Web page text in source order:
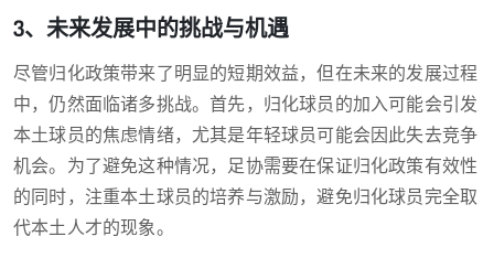
3、未来发展中的挑战与机遇
尽管归化政策带来了明显的短期效益，但在未来的发展过程
中，仍然面临诸多挑战。首先，归化球员的加入可能会引发
本土球员的焦虑情绪，尤其是年轻球员可能会因此失去竞争
机会。为了避免这种情况，足协需要在保证归化政策有效性
的同时，注重本土球员的培养与激励，避免归化球员完全取
代本土人才的现象。